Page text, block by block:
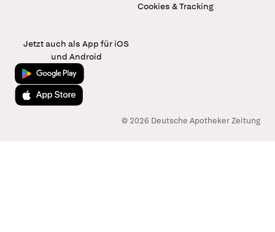
Cookies & Tracking
Jetzt auch als App für iOS
und Android
Jetzt bei Google Play
Laden im App Store
© 2026 Deutsche Apotheker Zeitung